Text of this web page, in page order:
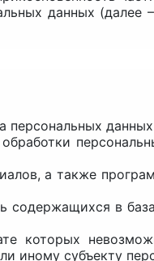
данных
персональных
а также
в
которых
иному субъекту